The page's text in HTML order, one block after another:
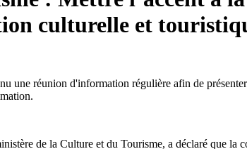
culturelle et
une réunion d'information régulière afin de
de la Culture et du Tourisme, a déclaré que la